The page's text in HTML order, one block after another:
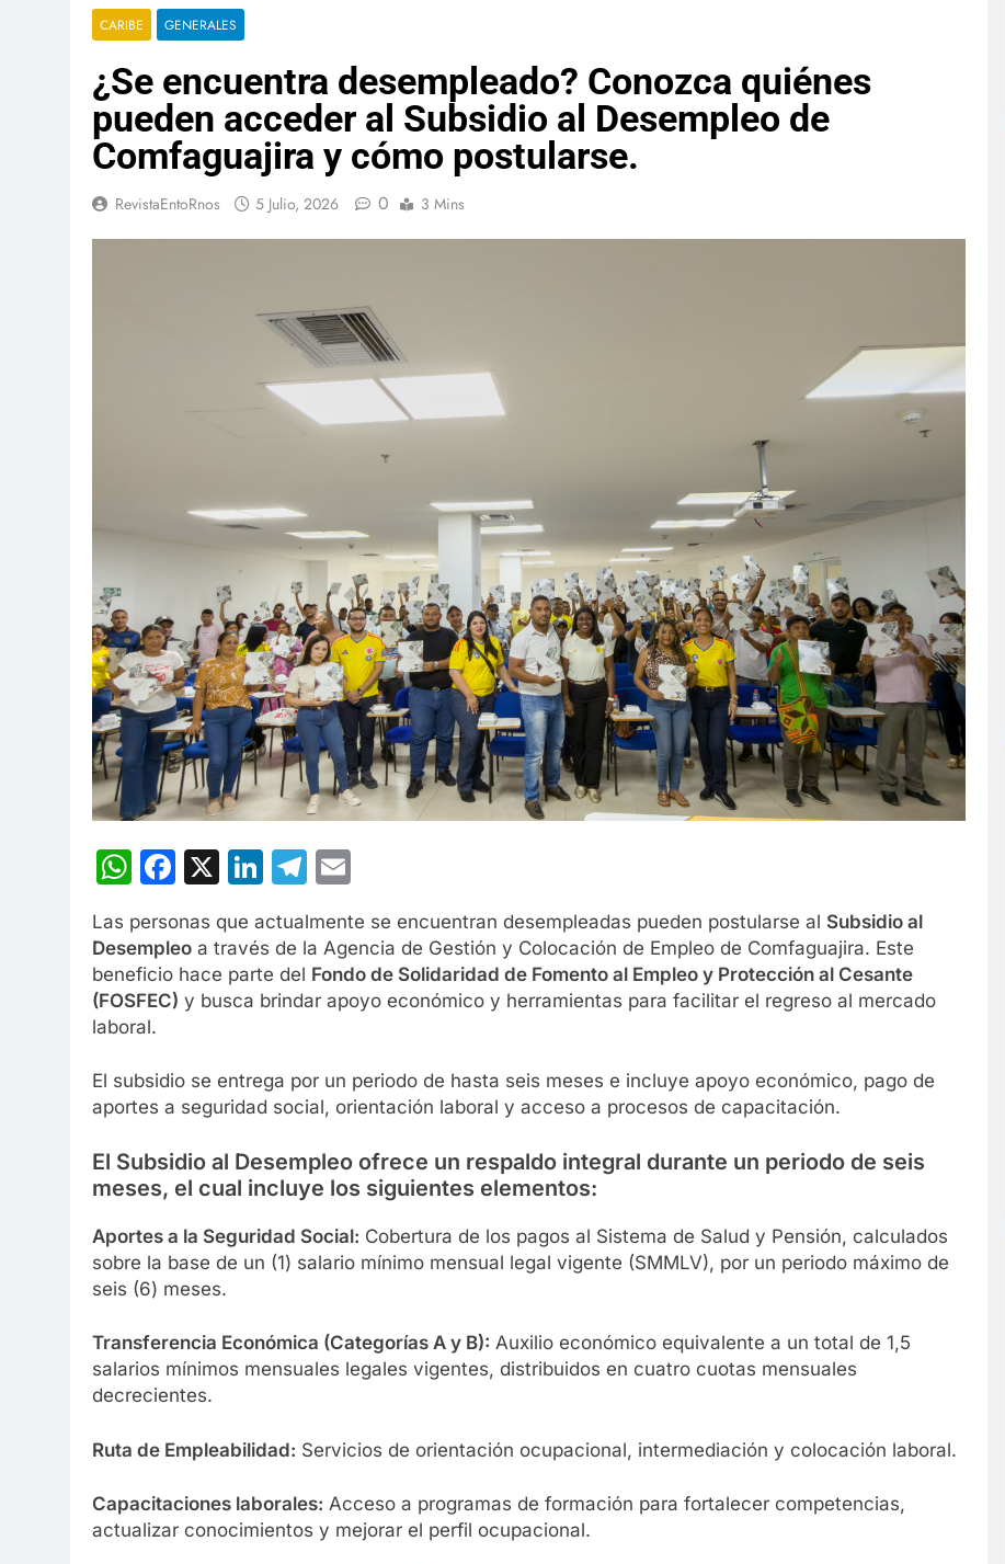
CARIBE GENERALES
¿Se encuentra desempleado? Conozca quiénes
pueden acceder al Subsidio al Desempleo de
Comfaguajira y cómo postularse.
RevistaEntoRnos 5 Julio, 2026 0 3 Mins
WhatsApp
Facebook
X LinkedIn
Telegram
Las personas que actualmente se encuentran desempleadas pueden postularse al Subsidio al
Desempleo a través de la Agencia de Gestión y Colocación de Empleo de Comfaguajira. Este
beneficio hace parte del Fondo de Solidaridad de Fomento al Empleo y Protección al Cesante
(FOSFEC) y busca brindar apoyo económico y herramientas para facilitar el regreso al mercado
laboral.
El subsidio se entrega por un periodo de hasta seis meses e incluye apoyo económico, pago de
aportes a seguridad social, orientación laboral y acceso a procesos de capacitación.
El Subsidio al Desempleo ofrece un respaldo integral durante un periodo de seis
meses, el cual incluye los siguientes elementos:
Aportes a la Seguridad Social: Cobertura de los pagos al Sistema de Salud y Pensión, calculados
sobre la base de un (1) salario mínimo mensual legal vigente (SMMLV), por un periodo máximo de
seis (6) meses.
Transferencia Económica (Categorías A y B): Auxilio económico equivalente a un total de 1,5
salarios mínimos mensuales legales vigentes, distribuidos en cuatro cuotas mensuales
decrecientes.
Ruta de Empleabilidad: Servicios de orientación ocupacional, intermediación y colocación laboral.
Capacitaciones laborales: Acceso a programas de formación para fortalecer competencias,
actualizar conocimientos y mejorar el perfil ocupacional.